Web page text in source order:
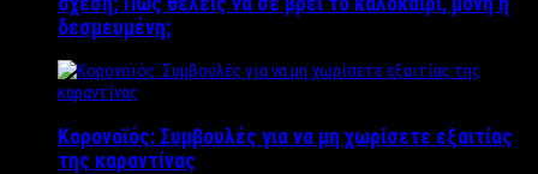
δεσμευμένη;
Κορονοϊός: Συμβουλές για να μη χωρίσετε εξαιτίας
της καραντίνας